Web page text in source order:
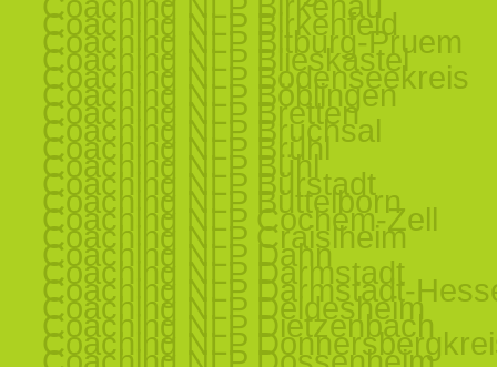
Coaching NLP Birkenfeld
Coaching NLP Bitburg-Pruem
Coaching NLP Blieskastel
Coaching NLP Bodenseekreis
Coaching NLP Böblingen
Coaching NLP Bretten
Coaching NLP Bruchsal
Coaching NLP Brühl
Coaching NLP Bühl
Coaching NLP Bürstadt
Coaching NLP Büttelborn
Coaching NLP Cochem-Zell
Coaching NLP Craislheim
Coaching NLP Dahn
Coaching NLP Darmstadt
Coaching NLP Darmstadt-
Coaching NLP Deidesheim
Coaching NLP Dietzenbach
Coaching NLP